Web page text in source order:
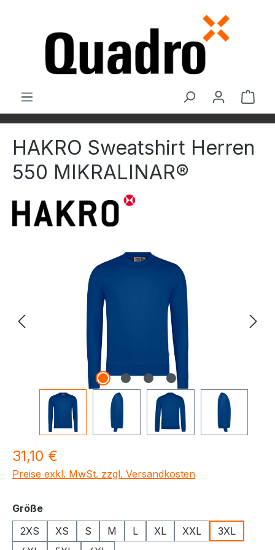
HAKRO Sweatshirt Herren
550 MIKRALINAR®
Bildergalerie überspringen
Regulärer Preis:
31,10 €
Preise exkl. MwSt. zzgl. Versandkosten
Größeauswählen
2XS
XS S M L XL XXL
3XL